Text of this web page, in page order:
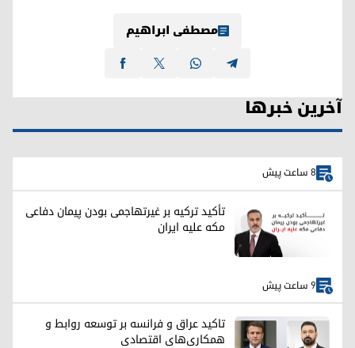
مصطفی ابراهیم
آخرین خبرها
8 ساعت پیش
تأکید ترکیه بر غیرتهاجمی بودن پیمان دفاعی
مکه علیه ایران
9 ساعت پیش
تاکید عراق و فرانسه بر توسعه روابط و
همکاری‌های اقتصادی